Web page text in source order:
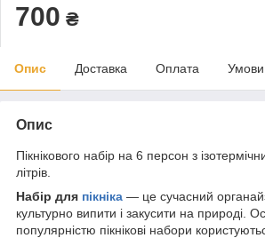
700 ₴
Опис Доставка Оплата
Опис
Пікнікового набір на 6 персон з
літрів.
Набір для пікніка — це сучасний
культурно випити і закусити на природі.
популярністю пікнікові набори